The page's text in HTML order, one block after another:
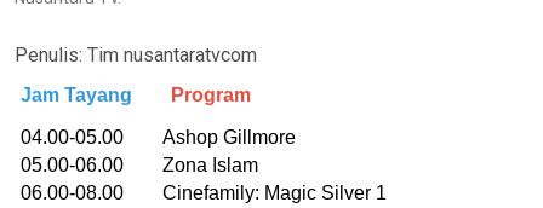
Penulis: Tim nusantaratvcom
Jam Tayang Program
04.00-05.00 Ashop Gillmore
05.00-06.00 Zona Islam
06.00-08.00 Cinefamily: Magic Silver 1